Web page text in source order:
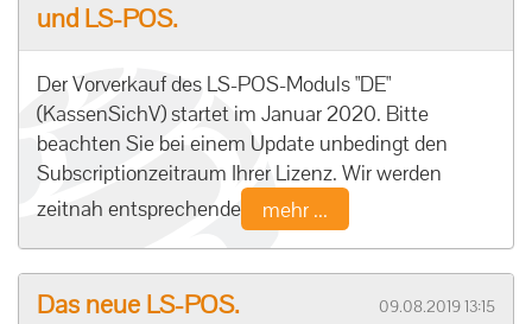
und LS-POS.
Der Vorverkauf des LS-POS-Moduls "DE"
(KassenSichV) startet im Januar 2020. Bitte
beachten Sie bei einem Update unbedingt den
Subscriptionzeitraum Ihrer Lizenz. Wir werden
zeitnah entsprechende
mehr ...
Das neue LS-POS. 09.08.2019 13:15